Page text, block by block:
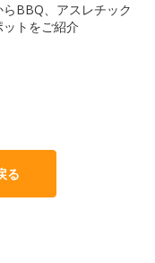
BBQ、アスレチック
トをご紹介
る